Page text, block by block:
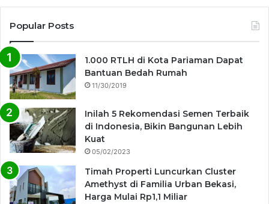
Popular Posts
1.000 RTLH di Kota Pariaman Dapat
Bantuan Bedah Rumah
11/30/2019
Inilah 5 Rekomendasi Semen Terbaik
di Indonesia, Bikin Bangunan Lebih
Kuat
05/02/2023
Timah Properti Luncurkan Cluster
Amethyst di Familia Urban Bekasi,
Harga Mulai Rp1,1 Miliar